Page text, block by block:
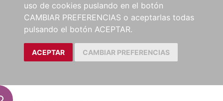
uso de cookies puslando en el botón
CAMBIAR PREFERENCIAS o aceptarlas todas
pulsando el botón ACEPTAR.
ACEPTAR CAMBIAR PREFERENCIAS